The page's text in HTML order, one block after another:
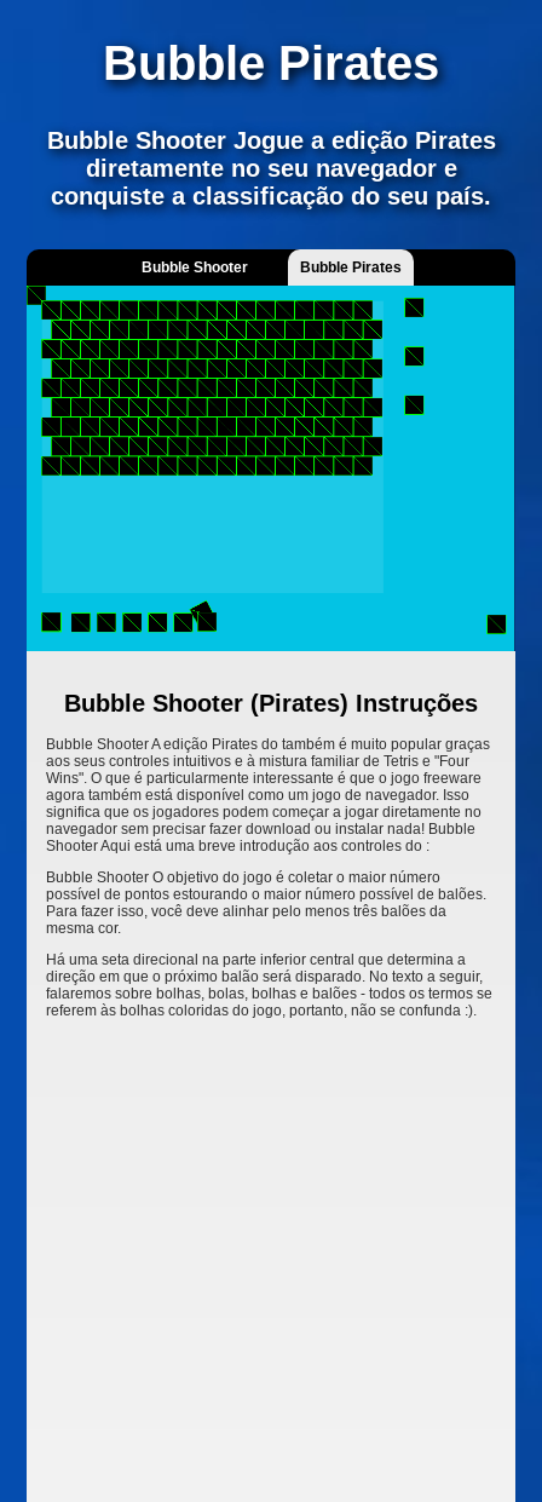
Bubble Pirates
Bubble Shooter Jogue a edição Pirates
diretamente no seu navegador e
conquiste a classificação do seu país.
Bubble Shooter Bubble Pirates
Number Lines NEW Puzzle Bobble NEW
Bubble Shooter (Pirates) Instruções
Bubble Shooter A edição Pirates do também é muito popular graças
aos seus controles intuitivos e à mistura familiar de Tetris e "Four
Wins". O que é particularmente interessante é que o jogo freeware
agora também está disponível como um jogo de navegador. Isso
significa que os jogadores podem começar a jogar diretamente no
navegador sem precisar fazer download ou instalar nada! Bubble
Shooter Aqui está uma breve introdução aos controles do :
Bubble Shooter O objetivo do jogo é coletar o maior número
possível de pontos estourando o maior número possível de balões.
Para fazer isso, você deve alinhar pelo menos três balões da
mesma cor.
Há uma seta direcional na parte inferior central que determina a
direção em que o próximo balão será disparado. No texto a seguir,
falaremos sobre bolhas, bolas, bolhas e balões - todos os termos se
referem às bolhas coloridas do jogo, portanto, não se confunda :).